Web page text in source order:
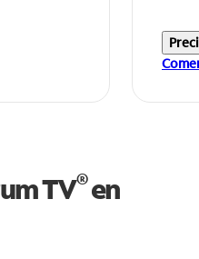
TV®en